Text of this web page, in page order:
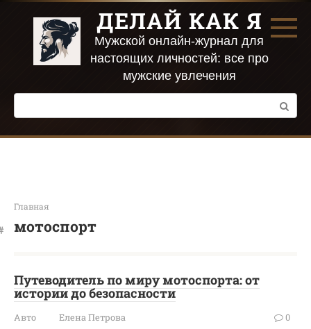
Перейти
контенту
ДЕЛАЙ КАК Я
Мужской онлайн-журнал для
настоящих личностей: все про
мужские увлечения
Поиск:
Главная
мотоспорт
Путеводитель по миру мотоспорта: от
истории до безопасности
Авто Елена Петрова 0